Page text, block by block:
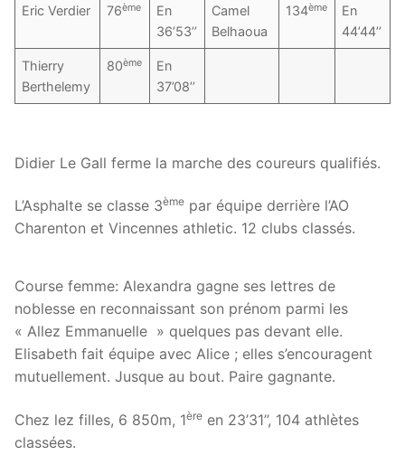
Eric Verdier 76ème
En
36’53’’
Camel
Belhaoua
134ème
En
44’44’’
Thierry
Berthelemy
80ème
En
37’08’’
Didier Le Gall ferme la marche des coureurs qualifiés.
L’Asphalte se classe 3ème par équipe derrière l’AO
Charenton et Vincennes athletic. 12 clubs classés.
Course femme: Alexandra gagne ses lettres de
noblesse en reconnaissant son prénom parmi les
« Allez Emmanuelle » quelques pas devant elle.
Elisabeth fait équipe avec Alice ; elles s’encouragent
mutuellement. Jusque au bout. Paire gagnante.
Chez lez filles, 6 850m, 1ère en 23’31’’, 104 athlètes
classées.